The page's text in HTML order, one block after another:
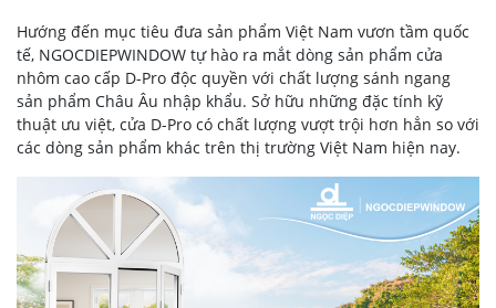
Hướng đến mục tiêu đưa sản phẩm Việt Nam vươn tầm quốc
tế, NGOCDIEPWINDOW tự hào ra mắt dòng sản phẩm cửa
nhôm cao cấp D-Pro độc quyền với chất lượng sánh ngang
sản phẩm Châu Âu nhập khẩu. Sở hữu những đặc tính kỹ
thuật ưu việt, cửa D-Pro có chất lượng vượt trội hơn hẳn so với
các dòng sản phẩm khác trên thị trường Việt Nam hiện nay.